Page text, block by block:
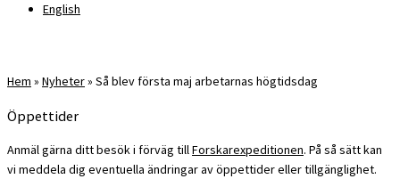
English
Hem » Nyheter» Så blev första maj arbetarnas högtidsdag
Öppettider
Anmäl gärna ditt besök i förväg tillForskarexpeditionen. På så sätt kan
vi meddela dig eventuella ändringar av öppettider eller tillgänglighet.